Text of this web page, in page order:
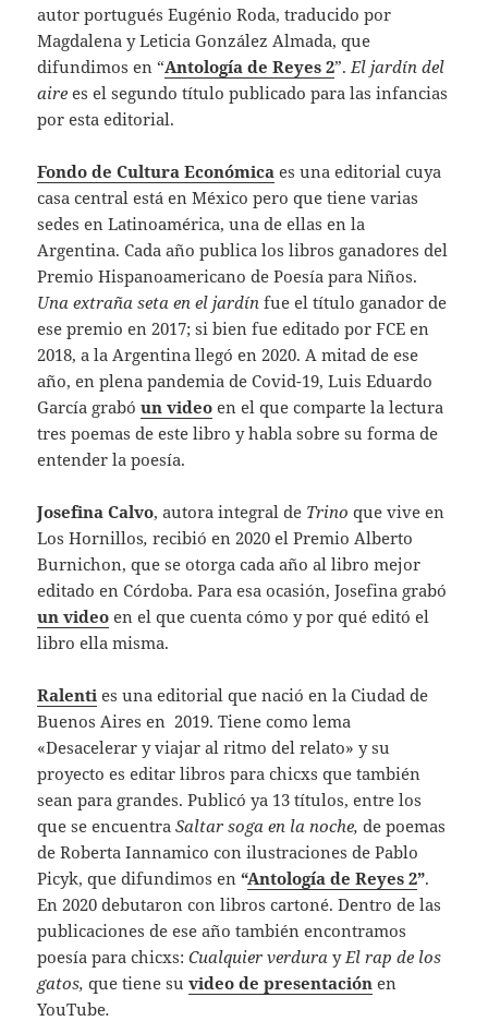
autor portugués Eugénio Roda, traducido por
Magdalena y Leticia González Almada, que
difundimos en “Antología de Reyes 2”. El jardín del
aire es el segundo título publicado para las infancias
por esta editorial.
Fondo de Cultura Económica es una editorial cuya
casa central está en México pero que tiene varias
sedes en Latinoamérica, una de ellas en la
Argentina. Cada año publica los libros ganadores del
Premio Hispanoamericano de Poesía para Niños.
Una extraña seta en el jardínfue el título ganador de
ese premio en 2017; si bien fue editado por FCE en
2018, a la Argentina llegó en 2020. A mitad de ese
año, en plena pandemia de Covid-19, Luis Eduardo
García grabóun video en el que comparte la lectura
tres poemas de este libro y habla sobre su forma de
entender la poesía.
Josefina Calvo, autora integral de Trino que vive en
Los Hornillos, recibió en 2020 el Premio Alberto
Burnichon, que se otorga cada año al libro mejor
editado en Córdoba. Para esa ocasión, Josefina grabó
un video en el que cuenta cómo y por qué editó el
libro ella misma.
Ralenti es una editorial que nació en la Ciudad de
Buenos Aires en 2019. Tiene como lema
«Desacelerar y viajar al ritmo del relato» y su
proyecto es editar libros para chicxs que también
sean para grandes. Publicó ya 13 títulos, entre los
que se encuentraSaltar soga en la noche, de poemas
de Roberta Iannamico con ilustraciones de Pablo
Picyk, que difundimos en“Antología de Reyes 2”.
En 2020 debutaron con libros cartoné. Dentro de las
publicaciones de ese año también encontramos
poesía para chicxs:Cualquier verdura y El rap de los
gatos, que tiene suvideo de presentación en
YouTube.